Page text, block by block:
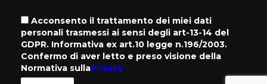
Acconsento il trattamento dei miei dati
personali trasmessi ai sensi degli art-13-14 del
GDPR. Informativa ex art.10 legge n.196/2003.
Confermo di aver letto e preso visione della
Normativa sullaPrivacy